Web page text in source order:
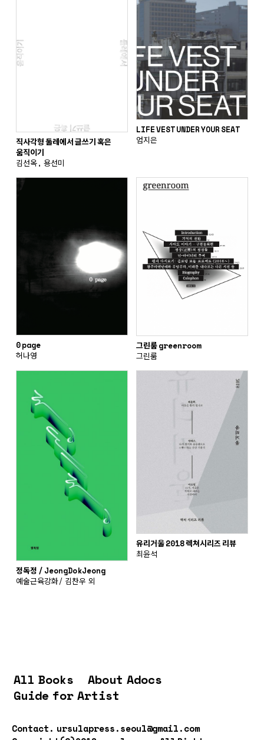
직사각형 둘레에서 글쓰기 혹은
움직이기
김선옥, 용선미
LIFE VEST UNDER YOUR SEAT
엄지은
0 page
허나영
그린룸 greenroom
그린룸
정독정 / JeongDokJeong
예술근육강화/ 김찬우 외
유리거울 2018 렉쳐시리즈 리뷰
최윤석
All Books
About Adocs
Guide for Artist
Contact. ursulapress.seoul@gmail.com